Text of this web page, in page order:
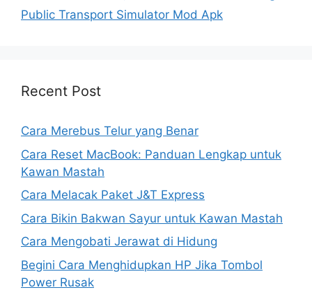
Public Transport Simulator Mod Apk
Recent Post
Cara Merebus Telur yang Benar
Cara Reset MacBook: Panduan Lengkap untuk
Kawan Mastah
Cara Melacak Paket J&T Express
Cara Bikin Bakwan Sayur untuk Kawan Mastah
Cara Mengobati Jerawat di Hidung
Begini Cara Menghidupkan HP Jika Tombol
Power Rusak